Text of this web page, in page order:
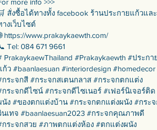
สั่งซื้อได้ทางทั้ง facebook ร้านประกายแก้วและ
างเว็บไซต์
https://www.prakaykaewth.com/
Tel: 084 671 9661
PrakaykaewThailand #Prakaykaewth #ประกา
ก้ว #baanlaesuan #interiordesign #homedecor
กระจกสี #กระจกสเตนกลาส #กระจกตกแต่ง
กระจกดีไซน์ #กระจกดีไซเนอร์ #เฟอร์นิเจอร์ติด
นัง #ของตกแต่งบ้าน #กระจกตกแต่งผนัง #กระจ
นเทจ #baanlaesuan2023 #กระจกคุณภาพดี
กระจกสวย #ภาพตกแต่งห้อง #ตกแต่งผนัง